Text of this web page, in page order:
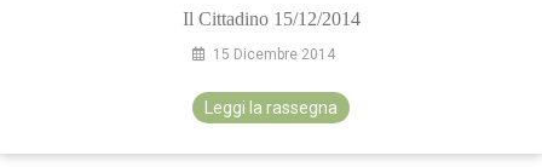
Il Cittadino 15/12/2014
15 Dicembre 2014
Leggi la rassegna